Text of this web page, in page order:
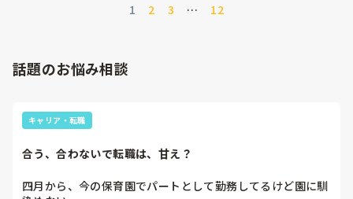
1 2 3 … 12
話題のお悩み相談
キャリア・転職
合う、合わないで転職は、甘え？
四月から、今の保育園でパートとして勤務してるけど園に馴